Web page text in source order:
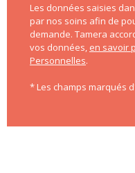
Les données saisies
par nos soins afin de
demande. Tamera
vos données, en savoir
Personnelles.
* Les champs marqués